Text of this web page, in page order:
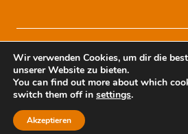
© 2023 Sonic Sales GmbH | Sonic Sales is a
Holding GmbH
YouTube
Wir verwenden Cookies, um dir die
unserer Website zu bieten.
You can find out more about which
switch them off in settings.
Akzeptieren